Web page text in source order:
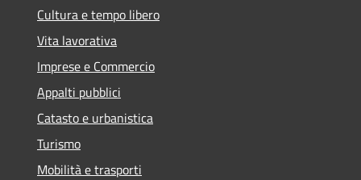
Cultura e tempo libero
Vita lavorativa
Imprese e Commercio
Appalti pubblici
Catasto e urbanistica
Turismo
Mobilità e trasporti